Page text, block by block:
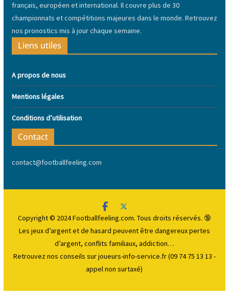
français, européen et international. Il couvre plus de 30
championnats et compétitions majeures dans le monde. Retrouvez
nos pronostics mis à jour chaque semaine.
Liens utiles
A propos de nous
Mentions légales
Conditions d’utilisation
Contact
contact@footballfeeling.com
Copyright © 2024 Footballfeeling.com. Tous droits réservés. 🔞
Les jeux d’argent et de hasard peuvent être dangereuxpertes
d’argent, conflits familiaux, addiction…
Retrouvez nos conseils sur joueurs-info-service.fr (09 74 75 13 13 -
appel non surtaxé)